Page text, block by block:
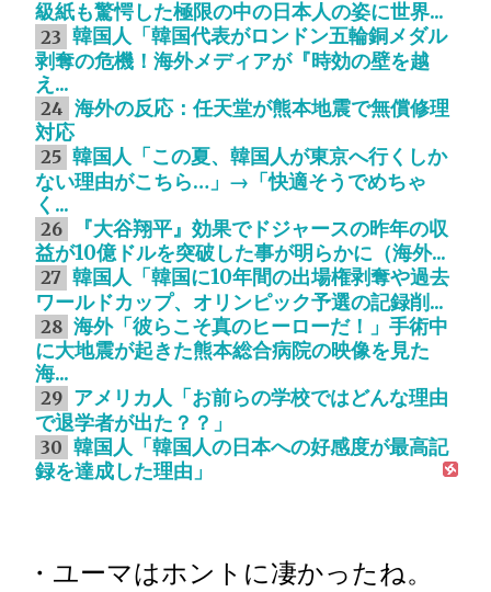
級紙も驚愕した極限の中の日本人の姿に世界...
23 韓国人「韓国代表がロンドン五輪銅メダル
剥奪の危機！海外メディアが『時効の壁を越
え...
24 海外の反応：任天堂が熊本地震で無償修理
対応
25 韓国人「この夏、韓国人が東京へ行くしか
ない理由がこちら…」→「快適そうでめちゃ
く...
26
『大谷翔平』効果でドジャースの昨年の収
益が10億ドルを突破した事が明らかに（海外...
27 韓国人「韓国に10年間の出場権剥奪や過去
ワールドカップ、オリンピック予選の記録削...
28 海外「彼らこそ真のヒーローだ！」手術中
に大地震が起きた熊本総合病院の映像を見た
海...
29 アメリカ人「お前らの学校ではどんな理由
で退学者が出た？？」
30 韓国人「韓国人の日本への好感度が最高記
録を達成した理由」
・ユーマはホントに凄かったね。